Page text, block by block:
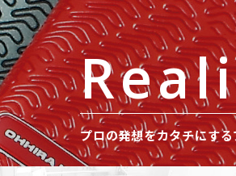
プロの発想をカタチにする